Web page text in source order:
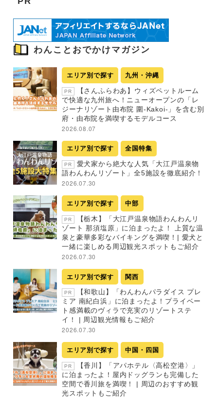
わんことおでかけマガジン
エリア別で探す 九州・沖縄
PR
【さんふらわあ】ウィズペットルーム
で快適な九州旅へ！ニューオープンの「レ
ジーナリゾート由布院 圍-Kakoi-」を含む別
府・由布院を満喫するモデルコース
2026.08.07
エリア別で探す 全国特集
PR
愛犬家から絶大な人気「大江戸温泉物
語わんわんリゾート」全5施設を徹底紹介！
2026.07.30
エリア別で探す 中部
PR
【栃木】「大江戸温泉物語わんわんリ
ゾート 那須塩原」に泊まったよ！ 上質な温
泉と豪華多彩なバイキングを満喫！| 愛犬と
一緒に楽しめる周辺観光スポットもご紹介
2026.07.30
エリア別で探す 関西
PR
【和歌山】「わんわんパラダイス プレ
ミア 南紀白浜」に泊まったよ！プライベー
ト感満載のヴィラで充実のリゾートステ
イ！ | 周辺観光情報もご紹介
2026.07.30
エリア別で探す 中国・四国
PR
【香川】「アパホテル〈高松空港〉」
に泊まったよ！屋内ドッグランも完備した
空間で香川旅を満喫！ | 周辺のおすすめ観
光スポットもご紹介